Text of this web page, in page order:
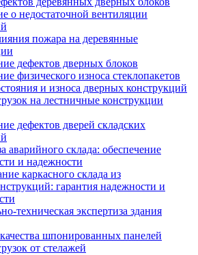
о недостаточной вентиляции
пожара на деревянные
дефектов дверных блоков
физического износа стеклопакетов
и износа дверных конструкций
на лестничные конструкции
дефектов дверей складских
аварийного склада: обеспечение
и надежности
каркасного склада из
гарантия надежности и
техническая экспертиза здания
шпонированных панелей
от стелажей